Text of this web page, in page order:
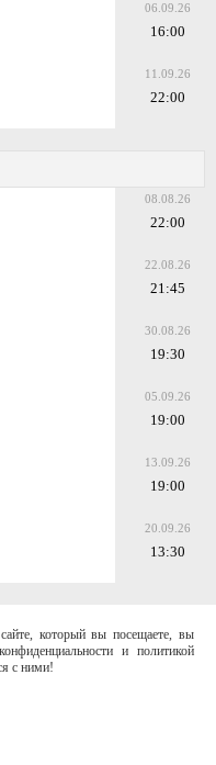
06.09.26
16:00
11.09.26
22:00
08.08.26
22:00
22.08.26
21:45
30.08.26
19:30
05.09.26
19:00
13.09.26
19:00
20.09.26
13:30
который вы посещаете, вы
и политикой
с ними!